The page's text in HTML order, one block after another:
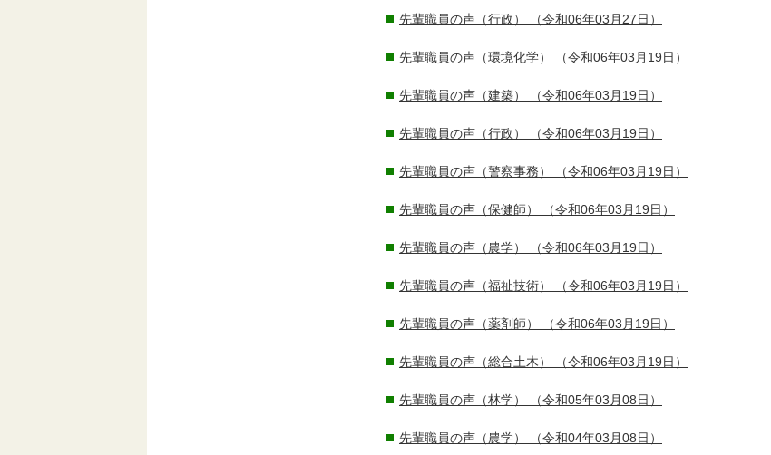
先輩職員の声（行政） （令和06年03月27日）
先輩職員の声（環境化学） （令和06年03月19日）
先輩職員の声（建築） （令和06年03月19日）
先輩職員の声（行政） （令和06年03月19日）
先輩職員の声（警察事務） （令和06年03月19日）
先輩職員の声（保健師） （令和06年03月19日）
先輩職員の声（農学） （令和06年03月19日）
先輩職員の声（福祉技術） （令和06年03月19日）
先輩職員の声（薬剤師） （令和06年03月19日）
先輩職員の声（総合土木） （令和06年03月19日）
先輩職員の声（林学） （令和05年03月08日）
先輩職員の声（農学） （令和04年03月08日）